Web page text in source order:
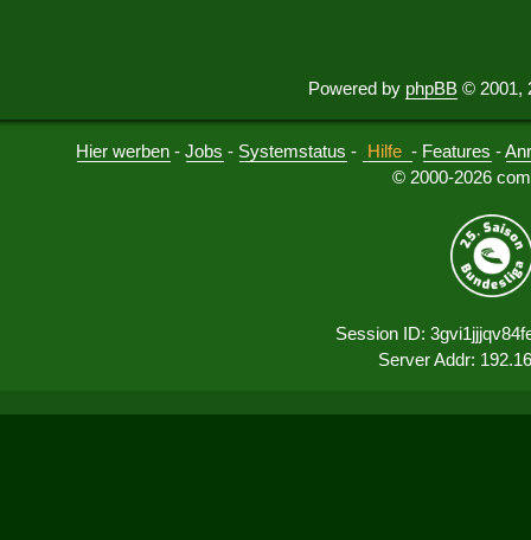
Powered by phpBB © 2001,
Hier werben -Jobs - Systemstatus - Hilfe - Features -
© 2000-2026
Session ID:
Server Addr: